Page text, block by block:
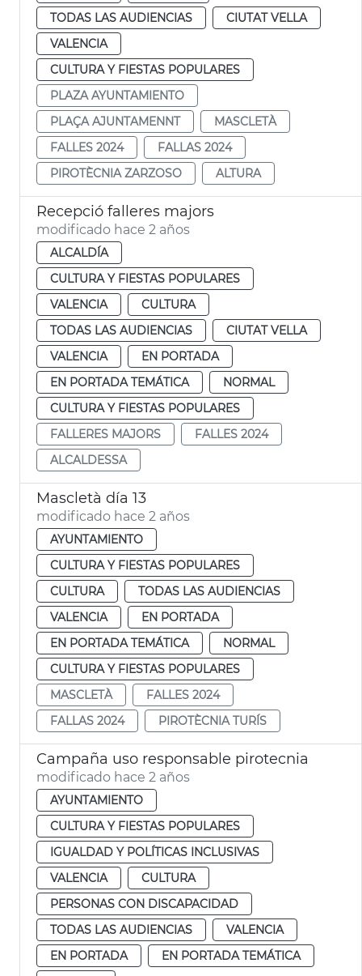
TODAS LAS AUDIENCIAS
CIUTAT VELLA
VALENCIA
CULTURA Y FIESTAS POPULARES
PLAZA AYUNTAMIENTO
PLAÇA AJUNTAMENNT
MASCLETÀ
FALLES 2024
FALLAS 2024
PIROTÈCNIA ZARZOSO
ALTURA
Recepció falleres majors
modificado hace 2 años
ALCALDÍA
CULTURA Y FIESTAS POPULARES
VALENCIA
CULTURA
TODAS LAS AUDIENCIAS
CIUTAT VELLA
VALENCIA
EN PORTADA
EN PORTADA TEMÁTICA
NORMAL
CULTURA Y FIESTAS POPULARES
FALLERES MAJORS
FALLES 2024
ALCALDESSA
Mascletà día 13
modificado hace 2 años
AYUNTAMIENTO
CULTURA Y FIESTAS POPULARES
CULTURA
TODAS LAS AUDIENCIAS
VALENCIA
EN PORTADA
EN PORTADA TEMÁTICA
NORMAL
CULTURA Y FIESTAS POPULARES
MASCLETÀ
FALLES 2024
FALLAS 2024
PIROTÈCNIA TURÍS
Campaña uso responsable pirotecnia
modificado hace 2 años
AYUNTAMIENTO
CULTURA Y FIESTAS POPULARES
IGUALDAD Y POLÍTICAS INCLUSIVAS
VALENCIA
CULTURA
PERSONAS CON DISCAPACIDAD
TODAS LAS AUDIENCIAS
VALENCIA
EN PORTADA
EN PORTADA TEMÁTICA